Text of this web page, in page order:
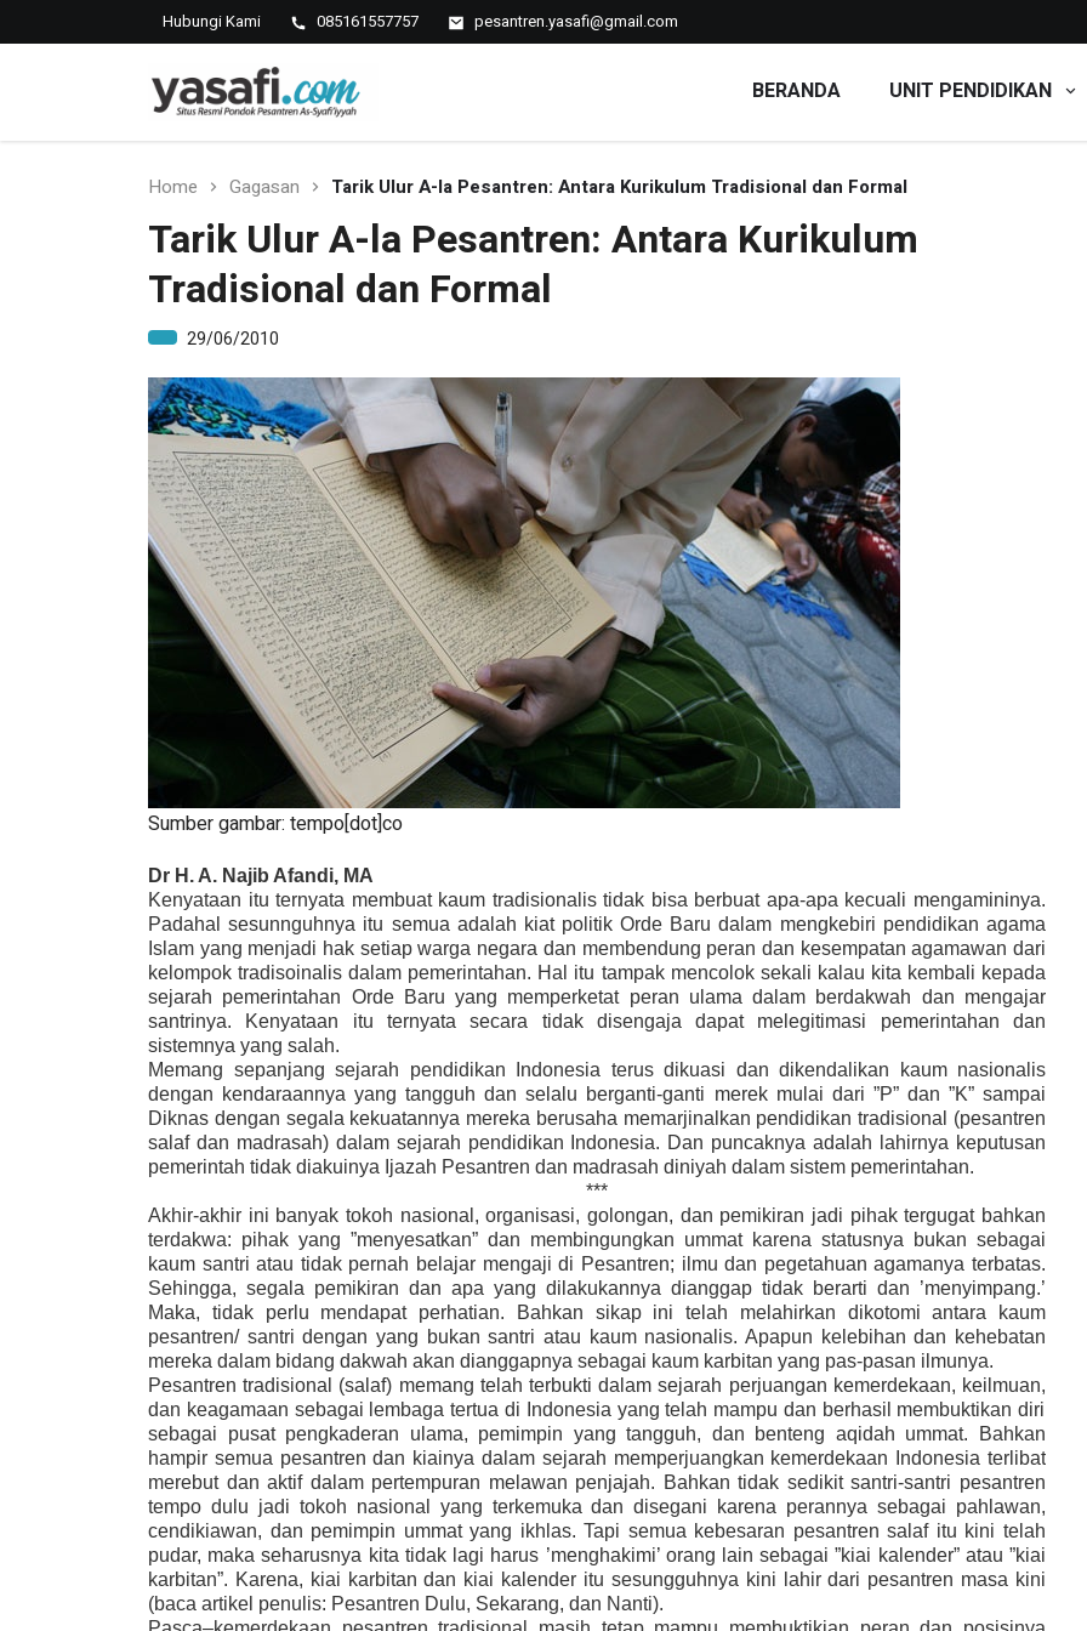
Hubungi Kami 085161557757 pesantren.yasafi@gmail.com
BERANDA UNIT PENDIDIKAN
Home Gagasan Tarik Ulur A-la Pesantren: Antara Kurikulum Tradisional dan Formal
Tarik Ulur A-la Pesantren: Antara Kurikulum
Tradisional dan Formal
29/06/2010
Sumber gambar: tempo[dot]co
Dr H. A. Najib Afandi, MA
Kenyataan itu ternyata membuat kaum tradisionalis tidak bisa berbuat apa-apa kecuali mengamininya.
Padahal sesunnguhnya itu semua adalah kiat politik Orde Baru dalam mengkebiri pendidikan agama
Islam yang menjadi hak setiap warga negara dan membendung peran dan kesempatan agamawan dari
kelompok tradisoina lis dalam pemerintahan. Hal itu tampak mencolok sekali kalau kita kembali kepada
sejarah pemerintahan Orde Baru yang memperketat peran ulama dalam berdakwah dan mengajar
santrinya. Kenyataan itu ternyata secara tidak disengaja dapat melegitimasi pemerintahan dan
sistemnya yang salah.
Memang sepanjang sejarah pendidikan Indonesia terus dikuasi dan dikendalikan kaum nasionalis
dengan kendaraannya yang tangguh dan selalu berganti-ganti merek mulai dari ”P”dan ”K”sampai
Diknas dengan segala kekuatannya mereka berusaha memarjinalkan pendidikan tradisional (pesantren
salaf dan madrasah) dalam sejarah pendidikan Indonesia. Dan puncaknya adalah lahirnya keputusan
pemerintah tidak diakuinya Ijazah Pesantren dan madrasah diniyah dalam sistem pemerintahan.
***
Akhir-akhir ini banyak tokoh nasional, organisasi, golongan, dan pemikiran jadi pihak tergugat bahkan
terdakwa: pihak yang ”menyesatkan” dan membingungkan ummat karena statusnya bukan sebagai
kaum santri atau tidak pernah belajar mengaji di Pesantren; ilmu dan pegetahuan agamanya terbatas.
Sehingga, segala pemikiran dan apa yang dilakukannya dianggap tidak berarti dan ’menyimpang.’
Maka,
tidak perlu mendapat perhatian. Bahkan sikap ini telah melahirkan dikotomi antara kaum
pesantren/ santri dengan yang bukan santri atau kaum nasionalis. Apapun kelebihan dan kehebatan
mereka dalam bidang dakwah akan dianggapnya sebagai kaum karbitan yang pas-pasan ilmunya.
Pesantren tradisional (salaf) memang telah terbukti dalam sejarah perjuangan kemerdekaan, keilmuan,
dan keagamaan sebagai lembaga tertua di Indonesia yang telah mampu dan berhasil membuktikan diri
sebagai pusat pengkaderan ulama, pemimpin yang tangguh, dan benteng aqidah ummat. Bahkan
hampir semua pesantren dan kiainya dalam sejarah memperjuangkan kemerdekaan Indonesia terlibat
merebut danaktif dalam pertempuran melawan penjajah. Bahkan tidak sedikit santri-santri pesantren
tempo dulu jadi tokoh nasional yang terkemuka dan disegani karena perannya sebagai pahlawan,
cendikiawan, dan pemimpin ummat yang ikhlas. Tapi semua kebesaran pesantren salaf itu kini telah
pudar, maka seharusnya kita tidak lagi harus ’menghakimi’ orang lain sebagai”kiai kalender” atau ”kiai
karbitan”. Karena, kiai karbitan dan kiai kalender itu sesungguhnya kini lahir dari pesantren masa kini
(baca artikel penulis: Pesantren Dulu, Sekarang, dan Nanti).